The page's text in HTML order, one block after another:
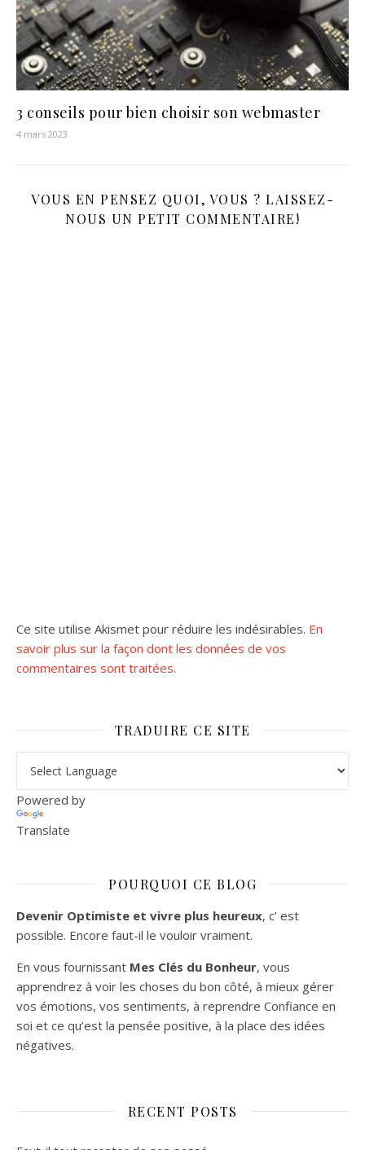
3 conseils pour bien choisir son webmaster
4 mars 2023
VOUS EN PENSEZ QUOI, VOUS ? LAISSEZ-
NOUS UN PETIT COMMENTAIRE!
Ce site utilise Akismet pour réduire les indésirables. En
savoir plus sur la façon dont les données de vos
commentaires sont traitées.
TRADUIRE CE SITE
Powered by
Translate
POURQUOI CE BLOG
Devenir Optimiste et vivre plus heureux, c’ est
possible. Encore faut-il le vouloir vraiment.
En vous fournissant Mes Clés du Bonheur, vous
apprendrez à voir les choses du bon côté, à mieux gérer
vos émotions, vos sentiments, à reprendre Confiance en
soi et ce qu’est la pensée positive, à la place des idées
négatives.
RECENT POSTS